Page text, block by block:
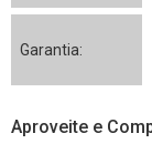
Garantia:
Aproveite e